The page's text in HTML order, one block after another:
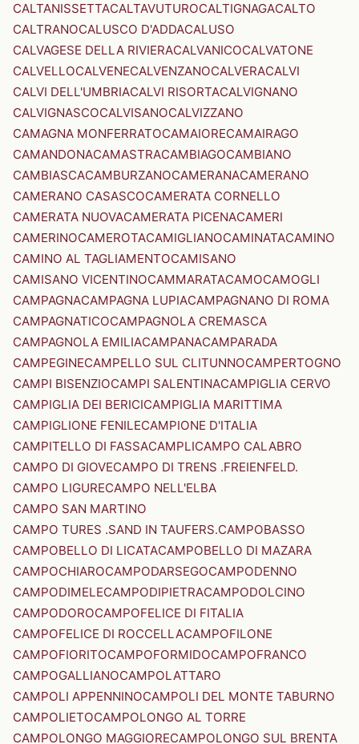
CALTANISSETTACALTAVUTUROCALTIGNAGACALTO
CALTRANOCALUSCO D'ADDACALUSO
CALVAGESE DELLA RIVIERACALVANICOCALVATONE
CALVELLOCALVENECALVENZANOCALVERACALVI
CALVI DELL'UMBRIACALVI RISORTACALVIGNANO
CALVIGNASCOCALVISANOCALVIZZANO
CAMAGNA MONFERRATOCAMAIORECAMAIRAGO
CAMANDONACAMASTRACAMBIAGOCAMBIANO
CAMBIASCACAMBURZANOCAMERANACAMERANO
CAMERANO CASASCOCAMERATA CORNELLO
CAMERATA NUOVACAMERATA PICENACAMERI
CAMERINOCAMEROTACAMIGLIANOCAMINATACAMINO
CAMINO AL TAGLIAMENTOCAMISANO
CAMISANO VICENTINOCAMMARATACAMOCAMOGLI
CAMPAGNACAMPAGNA LUPIACAMPAGNANO DI ROMA
CAMPAGNATICOCAMPAGNOLA CREMASCA
CAMPAGNOLA EMILIACAMPANACAMPARADA
CAMPEGINECAMPELLO SUL CLITUNNOCAMPERTOGNO
CAMPI BISENZIOCAMPI SALENTINACAMPIGLIA CERVO
CAMPIGLIA DEI BERICICAMPIGLIA MARITTIMA
CAMPIGLIONE FENILECAMPIONE D'ITALIA
CAMPITELLO DI FASSACAMPLICAMPO CALABRO
CAMPO DI GIOVECAMPO DI TRENS .FREIENFELD.
CAMPO LIGURECAMPO NELL'ELBA
CAMPO SAN MARTINO
CAMPO TURES .SAND IN TAUFERS.CAMPOBASSO
CAMPOBELLO DI LICATACAMPOBELLO DI MAZARA
CAMPOCHIAROCAMPODARSEGOCAMPODENNO
CAMPODIMELECAMPODIPIETRACAMPODOLCINO
CAMPODOROCAMPOFELICE DI FITALIA
CAMPOFELICE DI ROCCELLACAMPOFILONE
CAMPOFIORITOCAMPOFORMIDOCAMPOFRANCO
CAMPOGALLIANOCAMPOLATTARO
CAMPOLI APPENNINOCAMPOLI DEL MONTE TABURNO
CAMPOLIETOCAMPOLONGO AL TORRE
CAMPOLONGO MAGGIORECAMPOLONGO SUL BRENTA